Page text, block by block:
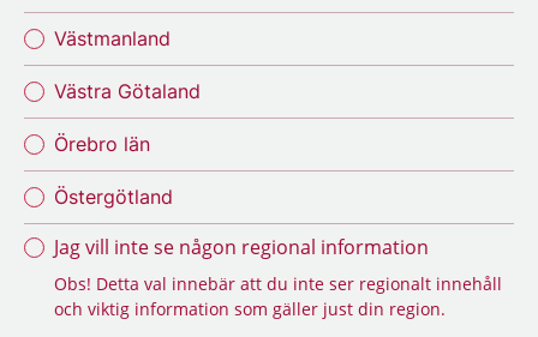
Västmanland
Västra Götaland
Örebro län
Östergötland
Jag vill inte se någon regional information
Obs! Detta val innebär att du inte ser regionalt innehåll
och viktig information som gäller just din region.